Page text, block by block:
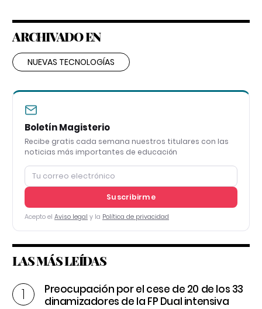
ARCHIVADO EN
NUEVAS TECNOLOGÍAS
Boletín Magisterio
Recibe gratis cada semana nuestros titulares con las
noticias más importantes de educación
Suscribirme
Acepto el Aviso legal y la Política de privacidad
LAS MÁS LEÍDAS
Preocupación por el cese de 20 de los 33
dinamizadores de la FP Dual intensiva